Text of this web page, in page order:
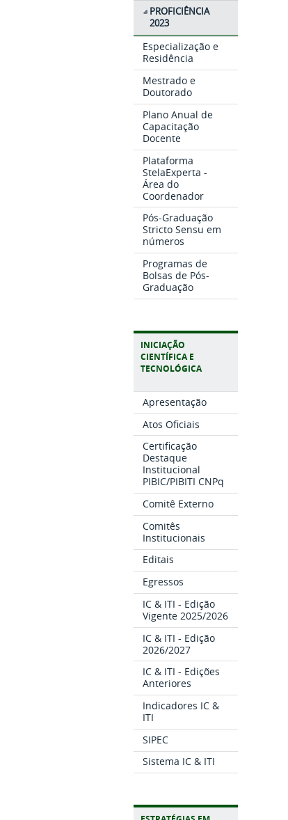
PROFICIÊNCIA
2023
Especialização e
Residência
Mestrado e
Doutorado
Plano Anual de
Capacitação
Docente
Plataforma
StelaExperta -
Área do
Coordenador
Pós-Graduação
Stricto Sensu em
números
Programas de
Bolsas de Pós-
Graduação
INICIAÇÃO
CIENTÍFICA E
TECNOLÓGICA
Apresentação
Atos Oficiais
Certificação
Destaque
Institucional
PIBIC/PIBITI CNPq
Comitê Externo
Comitês
Institucionais
Editais
Egressos
IC & ITI - Edição
Vigente 2025/2026
IC & ITI - Edição
2026/2027
IC & ITI - Edições
Anteriores
Indicadores IC &
ITI
SIPEC
Sistema IC & ITI